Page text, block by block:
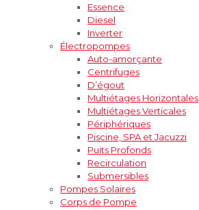
Essence
Diesel
Inverter
Électropompes
Auto-amorçante
Centrifuges
D’égout
Multiétages Horizontales
Multiétages Verticales
Périphériques
Piscine, SPA et Jacuzzi
Puits Profonds
Recirculation
Submersibles
Pompes Solaires
Corps de Pompe